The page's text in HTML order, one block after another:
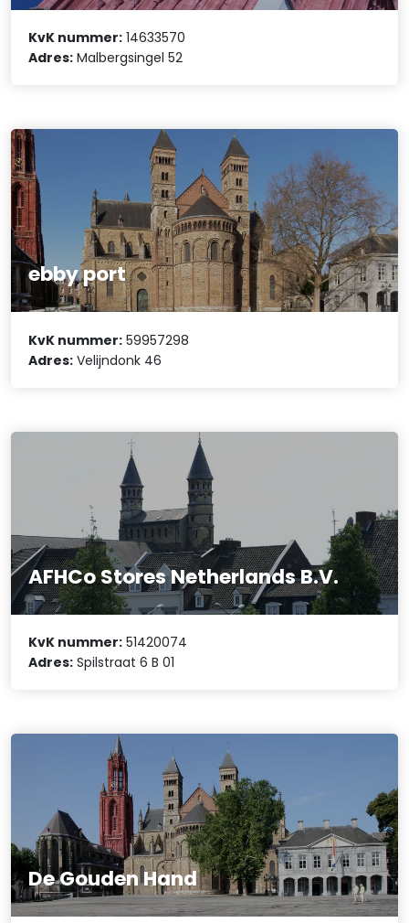
KvK nummer: 14633570
Adres: Malbergsingel 52
ebby port
KvK nummer: 59957298
Adres: Velijndonk 46
AFHCo Stores Netherlands B.V.
KvK nummer: 51420074
Adres: Spilstraat 6 B 01
De Gouden Hand